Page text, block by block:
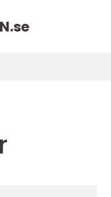
se